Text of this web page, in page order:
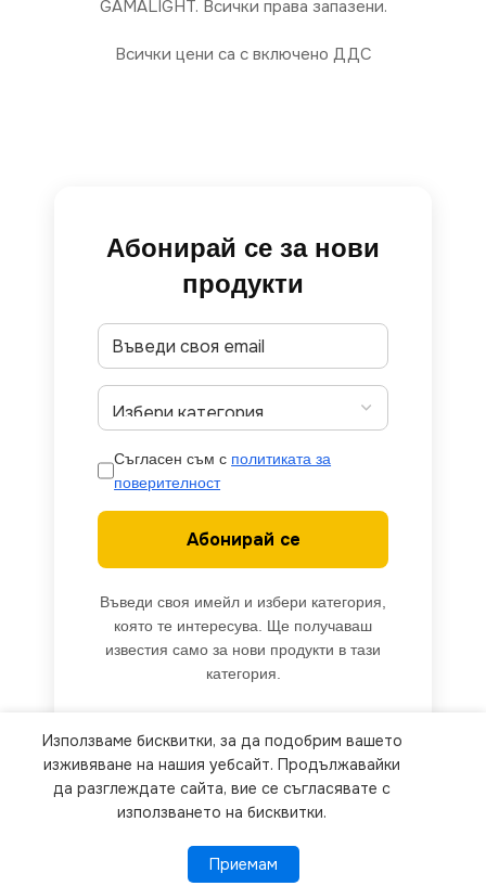
GAMALIGHT. Всички права запазени.
Всички цени са с включено ДДС
Абонирай се за нови
продукти
Съгласен съм с политиката за
поверителност
Абонирай се
Въведи своя имейл и избери категория,
която те интересува. Ще получаваш
известия само за нови продукти в тази
категория.
We use cookies to improve your experience on our
website. By browsing this website, you agree to
our use of cookies.
ПОВЕЧЕ ИНФОРМАЦИЯ
Използваме бисквитки, за да подобрим вашето
изживяване на нашия уебсайт. Продължавайки
да разглеждате сайта, вие се съгласявате с
използването на бисквитки.
Приемам